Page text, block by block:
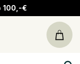
100,-€